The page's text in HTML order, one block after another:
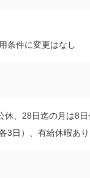
条件に変更はなし
休、28日迄の月は8日
3日）、有給休暇あり